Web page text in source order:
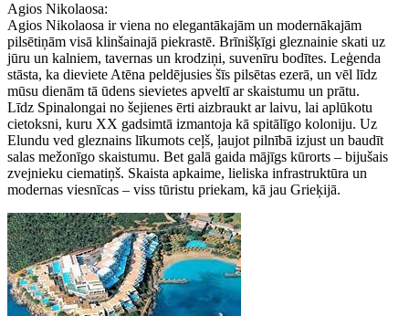
Agios Nikolaosa:
Agios Nikolaosa ir viena no elegantākajām un modernākajām
pilsētiņām visā klinšainajā piekrastē. Brīnišķīgi gleznainie skati uz
jūru un kalniem, tavernas un krodziņi, suvenīru bodītes. Leģenda
stāsta, ka dieviete Atēna peldējusies šīs pilsētas ezerā, un vēl līdz
mūsu dienām tā ūdens sievietes apveltī ar skaistumu un prātu.
Līdz Spinalongai no šejienes ērti aizbraukt ar laivu, lai aplūkotu
cietoksni, kuru XX gadsimtā izmantoja kā spitālīgo koloniju. Uz
Elundu ved gleznains līkumots ceļš, ļaujot pilnībā izjust un baudīt
salas mežonīgo skaistumu. Bet galā gaida mājīgs kūrorts – bijušais
zvejnieku ciematiņš. Skaista apkaime, lieliska infrastruktūra un
modernas viesnīcas – viss tūristu priekam, kā jau Grieķijā.